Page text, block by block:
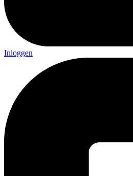
Inloggen